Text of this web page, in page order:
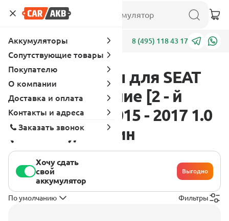
Адреса 8 (495) 118 43 17
Аккумуляторы для SEAT
Ibiza 4 поколение [2 - й
рестайлинг] 2015 - 2017 1.0
(110 л.с.), бензин
Хочу сдать
свой
аккумулятор
Выгодно
По умолчанию Фильтры
Аккумуляторы
Сопутствующие товары
Покупателю
О компании
Доставка и оплата
Контакты и адреса
Заказать звонок